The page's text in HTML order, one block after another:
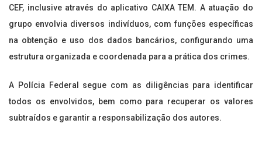
CEF, inclusive através do aplicativo CAIXA TEM. A atuação do
grupo envolvia diversos indivíduos, com funções específicas
na obtenção e uso dos dados bancários, configurando uma
estrutura organizada e coordenada para a prática dos crimes.
A Polícia Federal segue com as diligências para identificar
todos os envolvidos, bem como para recuperar os valores
subtraídos e garantir a responsabilização dos autores.